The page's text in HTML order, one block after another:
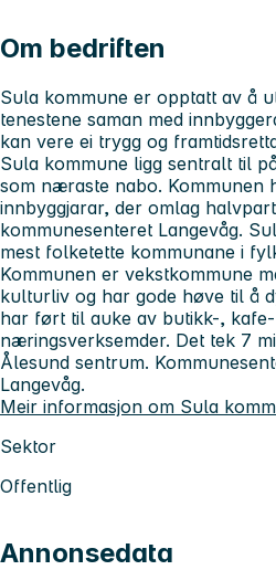
Om bedriften
Sula kommune er opptatt av å
tenestene saman med
kan vere ei trygg og
Sula kommune ligg sentralt til
som næraste nabo. Kommunen
innbyggjarar, der omlag
kommunesenteret Langevåg.
mest folketette kommunane i
Kommunen er vekstkommune
kulturliv og har gode høve til å
har ført til auke av butikk-,
næringsverksemder. Det tek 7
Ålesund sentrum.
Langevåg.
Meir informasjon om Sula
Sektor
Offentlig
Annonsedata